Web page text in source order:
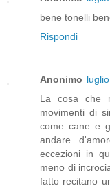
bene tonelli
Rispondi
Anonimo
La cosa che
movimenti di
come cane e
andare
eccezioni in
meno di
fatto recitano